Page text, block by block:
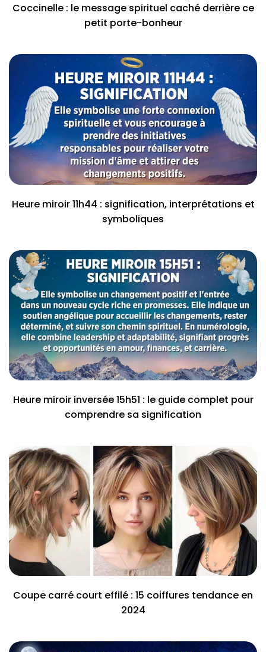
Coccinelle : le message spirituel caché derrière ce
petit porte-bonheur
Heure miroir 11h44 : signification, interprétations et
symboliques
Heure miroir inversée 15h51 : le guide complet pour
comprendre sa signification
Coupe carré court effilé : 15 coiffures tendance en
2024